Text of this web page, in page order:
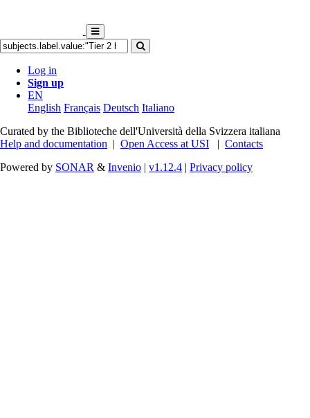
Log in
Sign up
EN
English Français Deutsch Italiano
Curated by the Biblioteche dell'Università della Svizzera italiana
Help and documentation | Open Access at USI | Contacts
Powered by SONAR & Invenio | v1.12.4 | Privacy policy